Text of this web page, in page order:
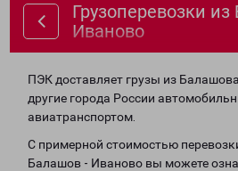
Грузоперевозки
Иваново
ПЭК доставляет грузы из
другие города России
авиатранспортом.
С примерной стоимостью
Балашов - Иваново вы можете